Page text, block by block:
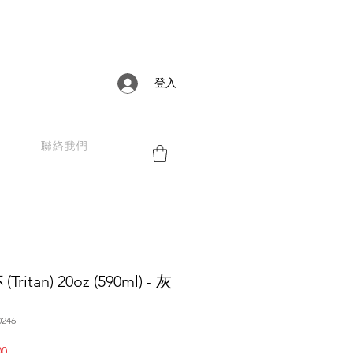
登入
聯絡我們
20oz (590ml) - 灰